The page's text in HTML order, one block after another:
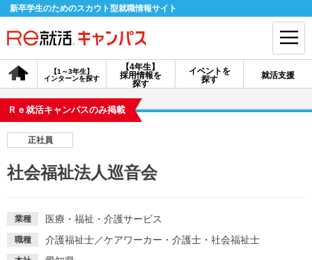
新卒学生のためのスカウト型就職情報サイト
【4年生】
採用情報を
探す
【1～3年生】
インターンを探す
イベントを
探す
就活支援
会員登録 ログイン
探す
イベントを探す
Ｒｅ就活キャンパスのみ掲載
正社員
社会福祉法人巡音会
業種 医療・福祉・介護サービス
職種 介護福祉士／ケアワーカー・介護士・社会福祉士